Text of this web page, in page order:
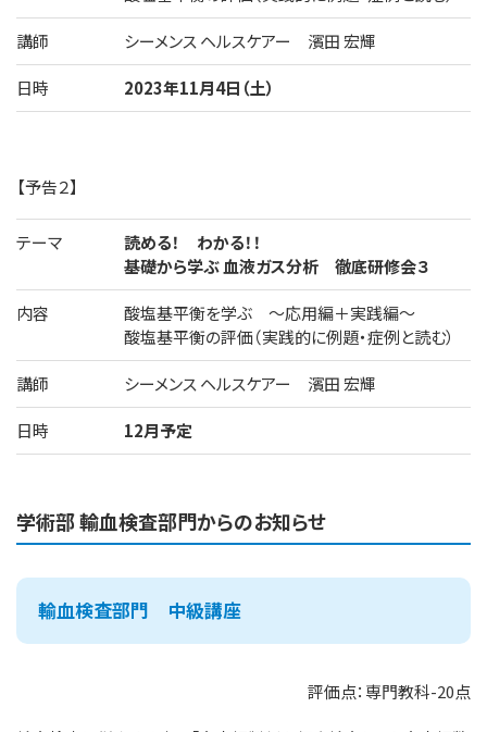
講師 シーメンス ヘルスケアー 濱田 宏輝
日時 2023年11月4日（土）
【予告２】
テーマ
読める！ わかる！！
基礎から学ぶ 血液ガス分析 徹底研修会３
内容
酸塩基平衡を学ぶ ～応用編＋実践編～
酸塩基平衡の評価（実践的に例題・症例と読む）
講師 シーメンス ヘルスケアー 濱田 宏輝
日時 12月予定
学術部 輸血検査部門からのお知らせ
輸血検査部門 中級講座
評価点：専門教科-20点